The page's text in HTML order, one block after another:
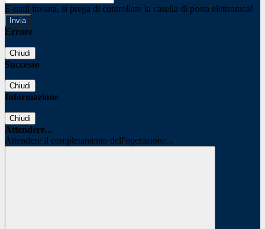
E-mail inviata, si prega di controllare la casella di posta elettronica!
Errore
Chiudi
Successo
Chiudi
Informazione
Chiudi
Attendere...
Attendere il completamento dell'operazione...